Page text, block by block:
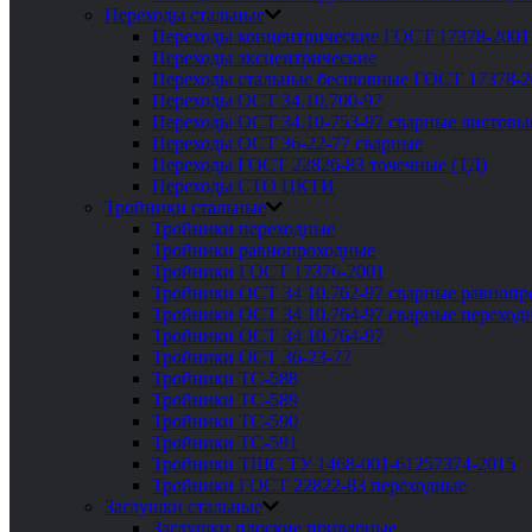
Переходы стальные
Переходы концентрические ГОСТ 17378-2001
Переходы эксцентрические
Переходы стальные бесшовные ГОСТ 17378-
Переходы ОСТ 34.10.700-97
Переходы ОСТ 34.10-753-97 сварные
Переходы ОСТ 36-22-77 сварные
Переходы ГОСТ 22826-83 точечные (ТД)
Переходы СТО ЦКТИ
Тройники стальные
Тройники переходные
Тройники равнопроходные
Тройники ГОСТ 17376-2001
Тройники ОСТ 34 10.762-97 сварные
Тройники ОСТ 34 10.764-97 сварные
Тройники ОСТ 34 10.764-97
Тройники ОСТ 36-23-77
Тройники ТС-588
Тройники ТС-589
Тройники ТС-590
Тройники ТС-591
Тройники ТШС ТУ 1468-001-61257374-2015
Тройники ГОСТ 22822-83 переходные
Заглушки стальные
Заглушки плоские приварные